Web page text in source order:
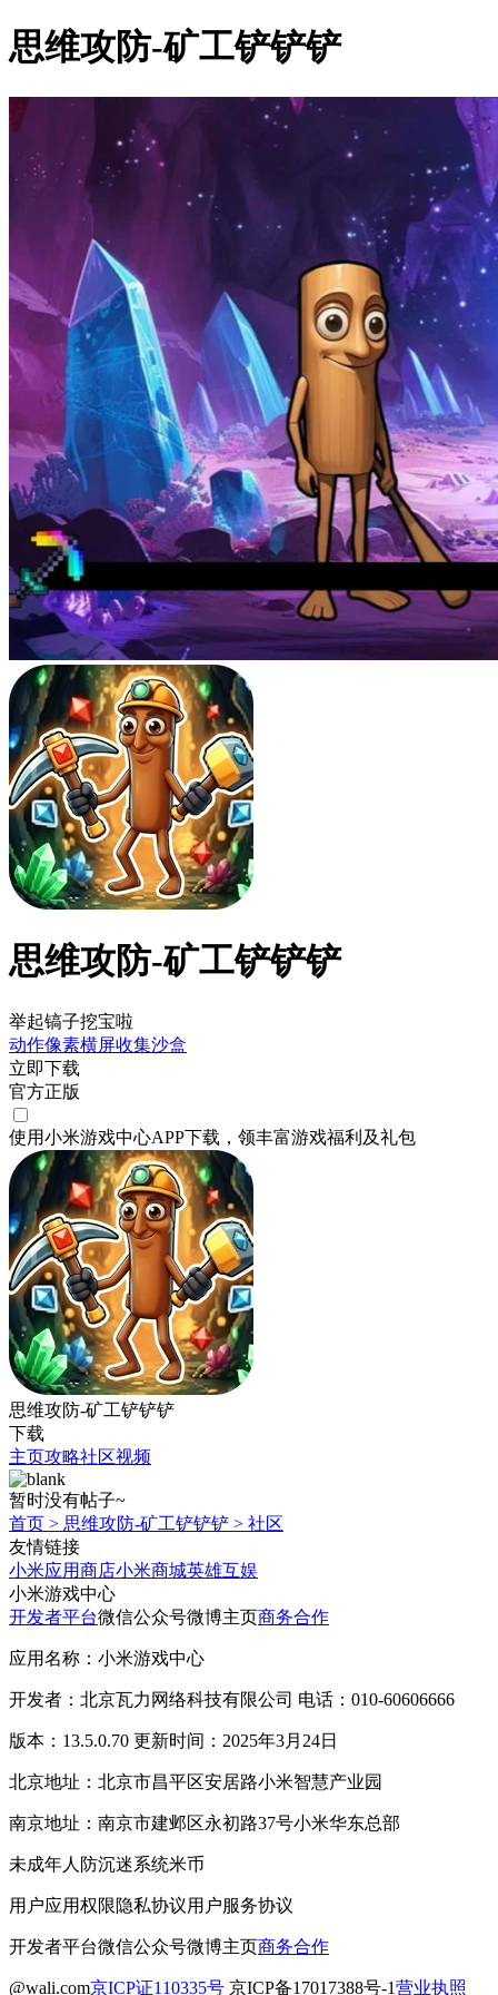
思维攻防-矿工铲铲铲
思维攻防-矿工铲铲铲
举起镐子挖宝啦
动作像素横屏收集沙盒
立即下载
官方正版
使用小米游戏中心APP下载 ，领丰富游戏福利 及礼包
思维攻防-矿工铲铲铲
下载
主页攻略社区视频
暂时没有帖子~
首页 > 思维攻防-矿工铲铲铲 > 社区
友情链接
小米应用商店小米商城英雄互娱
小米游戏中心
开发者平台微信公众号微博主页商务合作
应用名称：小米游戏中心
开发者：北京瓦力网络科技有限公司 电话：010-60606666
版本：13.5.0.70 更新时间：2025年3月24日
北京地址：北京市昌平区安居路小米智慧产业园
南京地址：南京市建邺区永初路37号小米华东总部
未成年人防沉迷系统米币
用户应用权限隐私协议用户服务协议
开发者平台微信公众号微博主页商务合作
@wali.com京ICP证110335号 京ICP备17017388号-1营业执照